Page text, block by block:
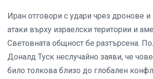
Иран отговори с удари чрез дронове и
атаки върху израелски територии и
Световната общност бе разтърсена.
Доналд Туск неслучайно заяви, че
било толкова близо до глобален